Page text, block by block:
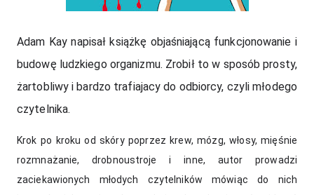
Adam Kay napisał książkę objaśniającą funkcjonowanie i
budowę ludzkiego organizmu. Zrobił to w sposób prosty,
żartobliwy i bardzo trafiajacy do odbiorcy, czyli młodego
czytelnika.
Krok po kroku od skóry poprzez krew, mózg, włosy, mięśnie
rozmnażanie, drobnoustroje i inne, autor prowadzi
zaciekawionych młodych czytelników mówiąc do nich